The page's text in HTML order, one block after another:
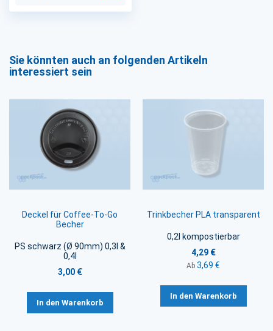
Sie könnten auch an folgenden Artikeln
interessiert sein
Deckel für Coffee-To-Go
Becher
PS schwarz (Ø 90mm) 0,3l &
0,4l
3,00 €
In den Warenkorb
Trinkbecher PLA transparent
0,2l kompostierbar
4,29 €
Ab 3,69 €
In den Warenkorb